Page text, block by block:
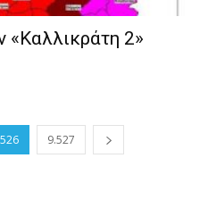
«Καλλικράτη 2»
9.527